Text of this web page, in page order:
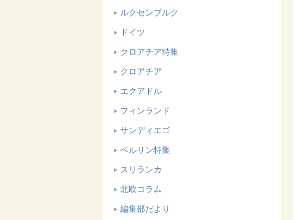
ルクセンブルク
ドイツ
クロアチア特集
クロアチア
エクアドル
フィンランド
サンディエゴ
ベルリン特集
スリランカ
北欧コラム
編集部だより